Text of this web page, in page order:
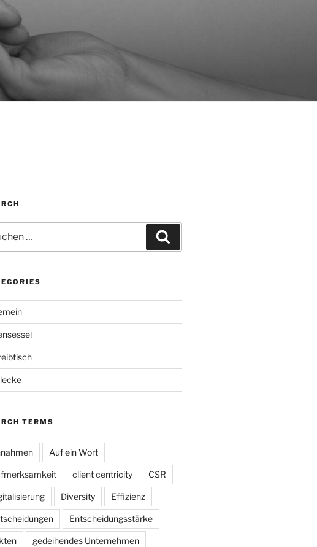
TERMS
Auf ein Wort
client centricity CSR
Diversity Effizienz
Entscheidungsstärke
gedeihendes Unternehmen